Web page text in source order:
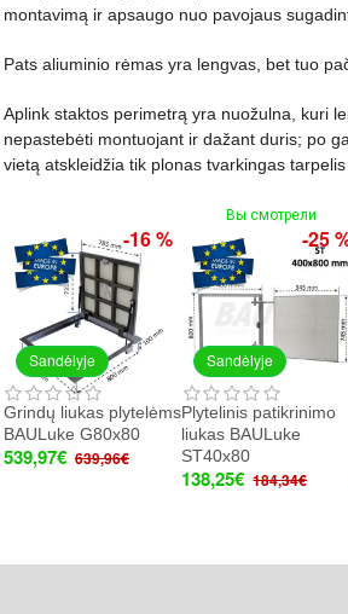
montavimą ir apsaugo nuo pavojaus
Pats aliuminio rėmas yra lengvas, bet tuo
Aplink staktos perimetrą yra nuožulna, kuri
nepastebėti montuojant ir dažant duris; po
vietą atskleidžia tik plonas tvarkingas
Вы смотрели
Sandėlyje
-16 %
Grindų liukas plytelėms
BAULuke G80x80
539,97€ 639,96€
Sandėlyje
-25
Plytelinis patikrinimo
liukas BAULuke
ST40x80
138,25€ 184,34€